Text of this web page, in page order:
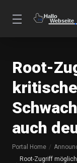
Root-
auch
Portal Home
Root-Zugriff